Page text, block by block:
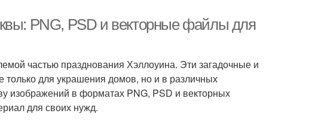
PNG, PSD и векторные файлы для
частью празднования Хэллоуина. Эти загадочные и
для украшения домов, но и в различных
изображений в форматах PNG, PSD и векторных
для своих нужд.